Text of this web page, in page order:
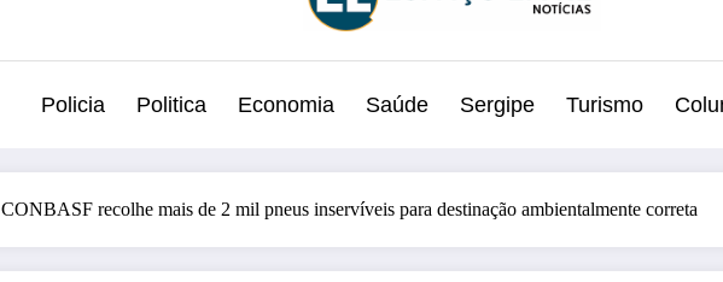
Policia Politica Economia Saúde Sergipe Turismo
CONBASF recolhe mais de 2 mil pneus inservíveis para destinação ambientalmente correta